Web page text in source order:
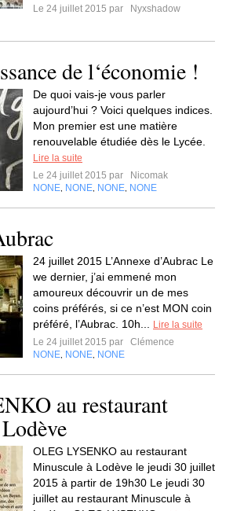
Le 24 juillet 2015 par
Nyxshadow
de l‘économie !
De quoi vais-je vous parler
aujourd’hui ? Voici quelques indices.
Mon premier est une matière
renouvelable étudiée dès le Lycée.
Lire la suite
Le 24 juillet 2015 par
Nicomak
NONE NONE NONE NONE
24 juillet 2015 L’Annexe d’Aubrac Le
we dernier, j’ai emmené mon
amoureux découvrir un de mes
coins préférés, si ce n’est MON coin
préféré, l’Aubrac. 10h...
Lire la suite
Le 24 juillet 2015 par
Clémence
NONE NONE NONE
au restaurant
OLEG LYSENKO au restaurant
Minuscule à Lodève le jeudi 30 juillet
2015 à partir de 19h30 Le jeudi 30
juillet au restaurant Minuscule à